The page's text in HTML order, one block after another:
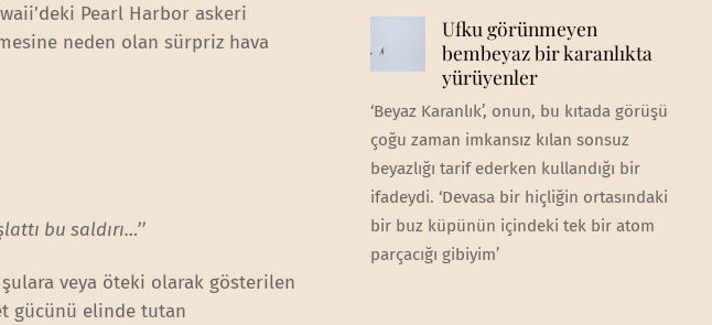
Pearl Harbor askeri
neden olan sürpriz hava
bu saldırı…’’
veya öteki olarak gösterilen
gücünü elinde tutan
Ufku görünmeyen
bembeyaz bir karanlıkta
yürüyenler
‘Beyaz Karanlık’, onun, bu kıtada görüşü
çoğu zaman imkansız kılan sonsuz
beyazlığı tarif ederken kullandığı bir
ifadeydi. ‘Devasa bir hiçliğin ortasındaki
bir buz küpünün içindeki tek bir atom
parçacığı gibiyim’